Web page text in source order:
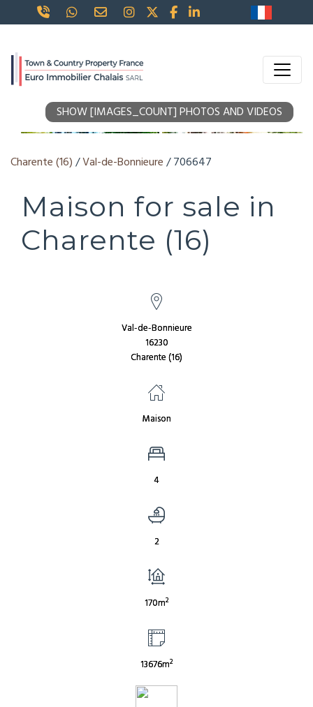
SHOW [IMAGES_COUNT] PHOTOS AND VIDEOS
Charente (16)/Val-de-Bonnieure/ 706647
Maison for sale in
Charente (16)
Val-de-Bonnieure
16230
Charente (16)
Maison
4
2
170m2
13676m2